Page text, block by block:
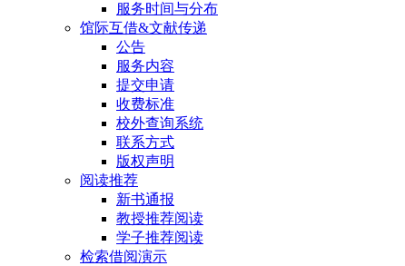
服务时间与分布
馆际互借&文献传递
公告
服务内容
提交申请
收费标准
校外查询系统
联系方式
版权声明
阅读推荐
新书通报
教授推荐阅读
学子推荐阅读
检索借阅演示